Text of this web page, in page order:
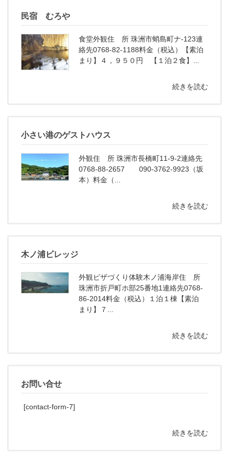
民宿 むろや
食堂外観住 所 珠洲市蛸島町ナ-123連
絡先0768-82-1188料金（税込）【素泊
まり】４，９５０円 【１泊２食】...
続きを読む
小さい港のゲストハウス
外観住 所 珠洲市長橋町11-9-2連絡先
0768-88-2657 090-3762-9923（坂
本）料金（...
続きを読む
木ノ浦ビレッジ
外観ピザづくり体験木ノ浦海岸住 所
珠洲市折戸町ホ部25番地1連絡先0768-
86-2014料金（税込）１泊１棟【素泊
まり】７...
続きを読む
お問い合せ
[contact-form-7]
続きを読む